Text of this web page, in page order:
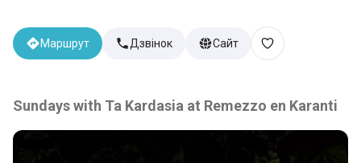
Маршрут Дзвінок Сайт
Sundays with Ta Kardasia at Remezzo en Karanti